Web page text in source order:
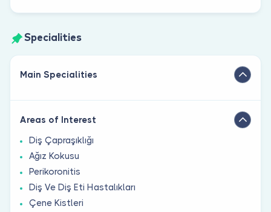
Specialities
Main Specialities
Areas of Interest
Diş Çapraşıklığı
Ağız Kokusu
Perikoronitis
Diş Ve Diş Eti Hastalıkları
Çene Kistleri